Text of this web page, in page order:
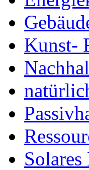
Kunst-
Solares